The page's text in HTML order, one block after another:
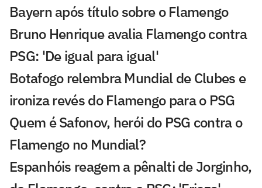
Bayern após título sobre o Flamengo
Bruno Henrique avalia Flamengo contra
PSG: 'De igual para igual'
Botafogo relembra Mundial de Clubes e
ironiza revés do Flamengo para o PSG
Quem é Safonov, herói do PSG contra o
Flamengo no Mundial?
Espanhóis reagem a pênalti de Jorginho,